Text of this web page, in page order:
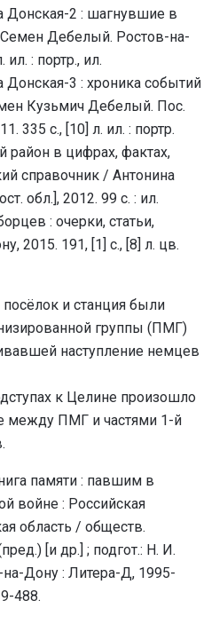
Донская-2 : шагнувшие в
Семен Дебелый. Ростов-на-
ил. : портр., ил.
3 : хроника событий
Кузьмич Дебелый. Пос.
335 с., [10] л. ил. : портр.
район в цифрах, фактах,
справочник / Антонина
обл.], 2012. 99 с. : ил.
: очерки, статьи,
2015. 191, [1] с., [8] л. цв.
и станция были
группы (ПМГ)
наступление немцев
к Целине произошло
между ПМГ и частями 1-й
памяти : павшим в
войне : Российская
область / обществ.
[и дp.] ; подгот.: Н. И.
на-Дону : Литера-Д, 1995-
488.